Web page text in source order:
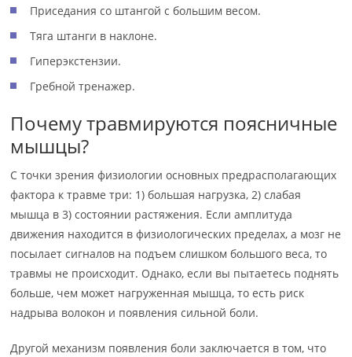
Приседания со штангой с большим весом.
Тяга штанги в наклоне.
Гиперэкстензии.
Гребной тренажер.
Почему травмируются поясничные
мышцы?
С точки зрения физиологии основных предрасполагающих
фактора к травме три: 1) большая нагрузка, 2) слабая
мышца в 3) состоянии растяжения. Если амплитуда
движения находится в физиологических пределах, а мозг не
посылает сигналов на подъем слишком большого веса, то
травмы не происходит. Однако, если вы пытаетесь поднять
больше, чем может нагруженная мышца, то есть риск
надрыва волокон и появления сильной боли.
Другой механизм появления боли заключается в том, что